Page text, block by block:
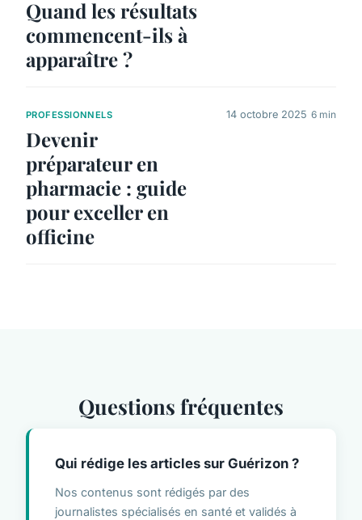
Quand les résultats
commencent-ils à
apparaître ?
PROFESSIONNELS
Devenir
préparateur en
pharmacie : guide
pour exceller en
officine
14 octobre 2025 6 min
Questions fréquentes
Qui rédige les articles sur Guérizon ?
Nos contenus sont rédigés par des
journalistes spécialisés en santé et validés à